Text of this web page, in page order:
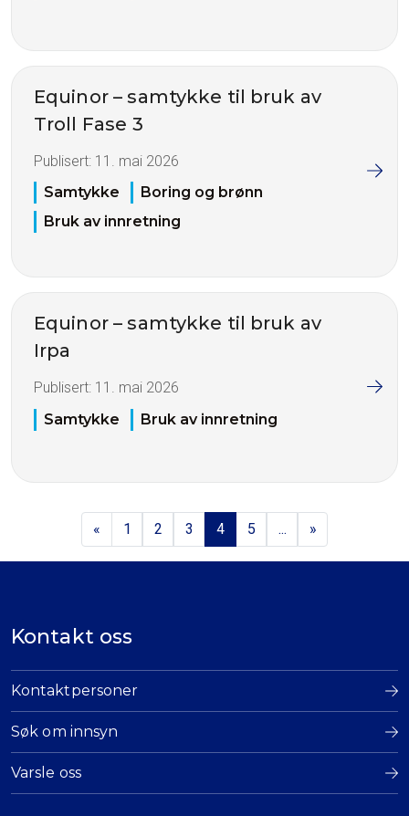
Equinor – samtykke til bruk av
Troll Fase 3
Publisert: 11. mai 2026
Samtykke
Boring og brønn
Bruk av innretning
Equinor – samtykke til bruk av
Irpa
Publisert: 11. mai 2026
Samtykke
Bruk av innretning
« 1 2 3 4 5 ... »
Kontakt oss
Kontaktpersoner
Søk om innsyn
Varsle oss